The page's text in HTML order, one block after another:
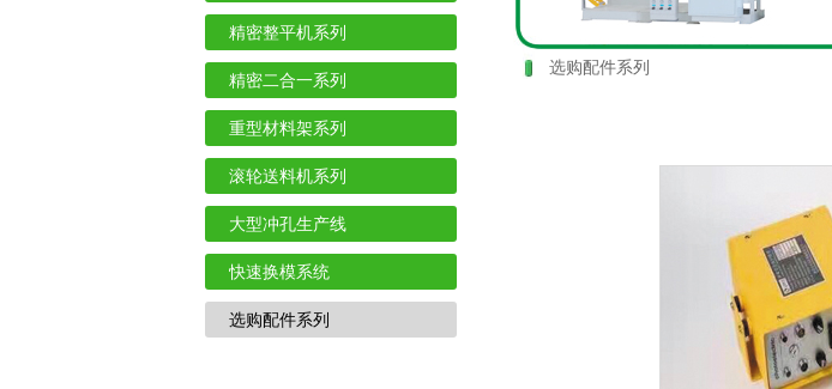
精密整平机系列
精密二合一系列
重型材料架系列
滚轮送料机系列
大型冲孔生产线
快速换模系统
选购配件系列
选购配件系列